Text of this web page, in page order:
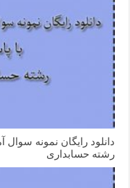
رشته حسابداری